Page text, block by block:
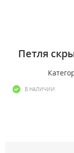
Петля
В НАЛИЧИИ